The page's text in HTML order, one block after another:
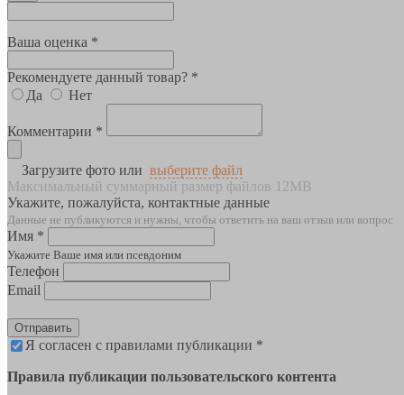
Ваша оценка *
Рекомендуете данный товар? *
Да
Нет
Комментарии *
Загрузите фото или выберите файл
Максимальный суммарный размер файлов 12MB
Укажите, пожалуйста, контактные данные
Данные не публикуются и нужны, чтобы ответить на ваш отзыв или вопрос
Имя *
Укажите Ваше имя или псевдоним
Телефон
Email
Отправить
Я согласен с правилами публикации *
Правила публикации пользовательского контента